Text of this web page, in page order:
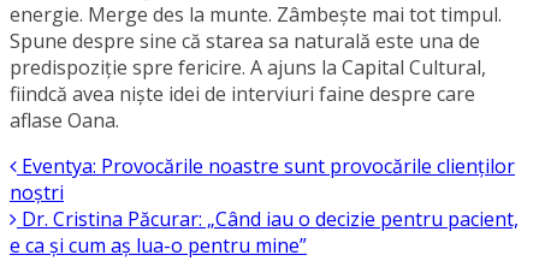
energie. Merge des la munte. Zâmbește mai tot timpul.
Spune despre sine că starea sa naturală este una de
predispoziție spre fericire. A ajuns la Capital Cultural,
fiindcă avea niște idei de interviuri faine despre care
aflase Oana.
Eventya: Provocările noastre sunt provocările clienților
noștri
Dr. Cristina Păcurar: „Când iau o decizie pentru pacient,
e ca și cum aș lua-o pentru mine”